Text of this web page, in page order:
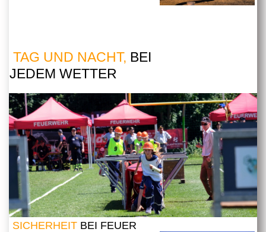
TAG UND NACHT, BEI
JEDEM WETTER
SICHERHEIT BEI FEUER